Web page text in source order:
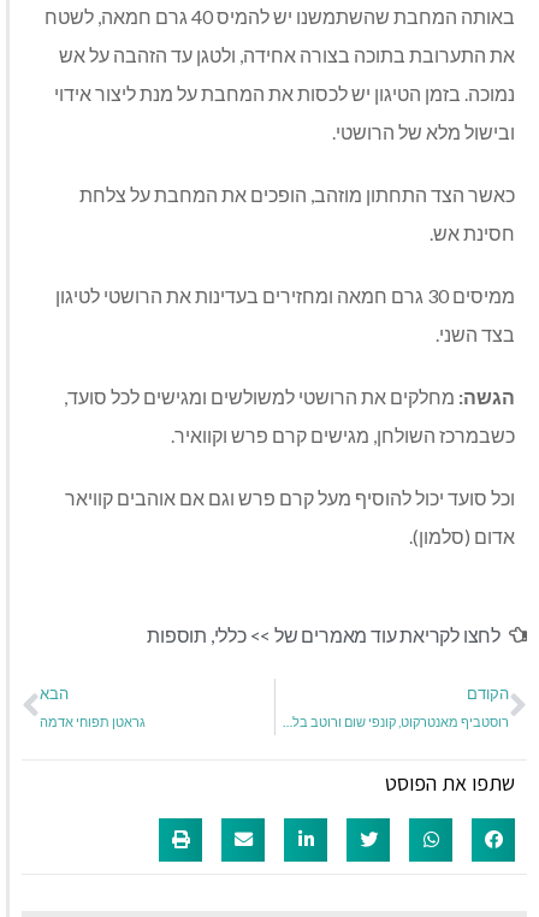
באותה המחבת שהשתמשנו יש להמיס 40 גרם חמאה, לשטח
את התערובת בתוכה בצורה אחידה, ולטגן עד הזהבה על אש
נמוכה. בזמן הטיגון יש לכסות את המחבת על מנת ליצור אידוי
ובישול מלא של הרושטי.
כאשר הצד התחתון מוזהב, הופכים את המחבת על צלחת
חסינת אש.
ממיסים 30 גרם חמאה ומחזירים בעדינות את הרושטי לטיגון
בצד השני.
הגשה: מחלקים את הרושטי למשולשים ומגישים לכל סועד,
כשבמרכז השולחן, מגישים קרם פרש וקוואיר.
וכל סועד יכול להוסיף מעל קרם פרש וגם אם אוהבים קוויאר
אדום (סלמון).
לחצו לקריאת עוד מאמרים של >> כללי, תוספות
הקודם הבא
גראטן תפוחי אדמה
שתפו את הפוסט